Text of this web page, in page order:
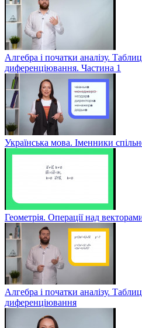
Алгебра і початки аналізу.
диференціювання. Частина 1
Українська мова. Іменники
Геометрія. Операції над
Алгебра і початки аналізу.
диференціювання